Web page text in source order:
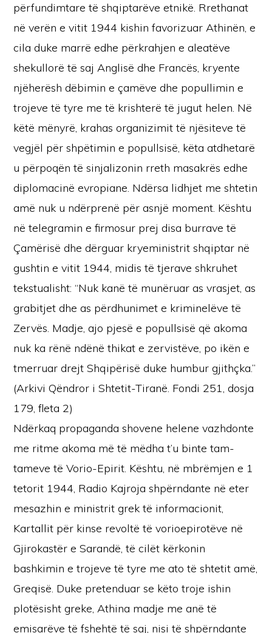
përfundimtare të shqiptarëve etnikë. Rrethanat
në verën e vitit 1944 kishin favorizuar Athinën, e
cila duke marrë edhe përkrahjen e aleatëve
shekullorë të saj Anglisë dhe Francës, kryente
njëherësh dëbimin e çamëve dhe popullimin e
trojeve të tyre me të krishterë të jugut helen. Në
këtë mënyrë, krahas organizimit të njësiteve të
vegjël për shpëtimin e popullsisë, këta atdhetarë
u përpoqën të sinjalizonin rreth masakrës edhe
diplomacinë evropiane. Ndërsa lidhjet me shtetin
amë nuk u ndërprenë për asnjë moment. Kështu
në telegramin e firmosur prej disa burrave të
Çamërisë dhe dërguar kryeministrit shqiptar në
gushtin e vitit 1944, midis të tjerave shkruhet
tekstualisht: “Nuk kanë të munëruar as vrasjet, as
grabitjet dhe as përdhunimet e kriminelëve të
Zervës. Madje, ajo pjesë e popullsisë që akoma
nuk ka rënë ndënë thikat e zervistëve, po ikën e
tmerruar drejt Shqipërisë duke humbur gjithçka.”
(Arkivi Qëndror i Shtetit-Tiranë. Fondi 251, dosja
179, fleta 2)
Ndërkaq propaganda shovene helene vazhdonte
me ritme akoma më të mëdha t’u binte tam-
tameve të Vorio-Epirit. Kështu, në mbrëmjen e 1
tetorit 1944, Radio Kajroja shpërndante në eter
mesazhin e ministrit grek të informacionit,
Kartallit për kinse revoltë të vorioepirotëve në
Gjirokastër e Sarandë, të cilët kërkonin
bashkimin e trojeve të tyre me ato të shtetit amë,
Greqisë. Duke pretenduar se këto troje ishin
plotësisht greke, Athina madje me anë të
emisarëve të fshehtë të saj, nisi të shpërndante